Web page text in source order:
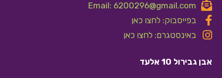
Email: 6200296@gmail.com
בפייסבוק: לחצו כאן
באינסטגרם: לחצו כאן
אבן גבירול 10 אלעד